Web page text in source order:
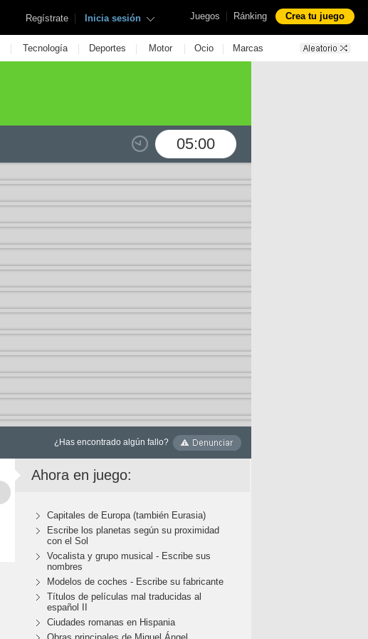
Juegos | Ránking Crea tu juego
Regístrate | Inicia sesión
| Tecnología | Deportes | Motor | Ocio | Marcas
05:00
¿Has encontrado algún fallo?
Ahora en juego:
Capitales de Europa (también Eurasia)
Escribe los planetas según su proximidad
con el Sol
Vocalista y grupo musical - Escribe sus
nombres
Modelos de coches - Escribe su fabricante
Títulos de películas mal traducidas al
español II
Ciudades romanas en Hispania